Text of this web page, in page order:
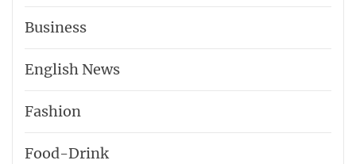
Business
English News
Fashion
Food-Drink